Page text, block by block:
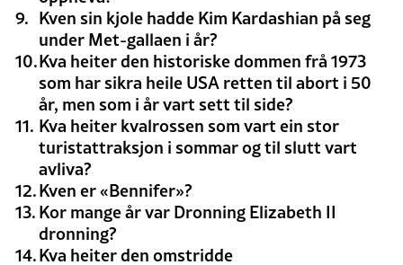
Kven sin kjole hadde Kim Kardashian på seg
under Met-gallaen i år?
Kva heiter den historiske dommen frå 1973
som har sikra heile USA retten til abort i 50
år, men som i år vart sett til side?
Kva heiter kvalrossen som vart ein stor
turistattraksjon i sommar og til slutt vart
avliva?
Kven er «Bennifer»?
Kor mange år var Dronning Elizabeth II
dronning?
Kva heiter den omstridde